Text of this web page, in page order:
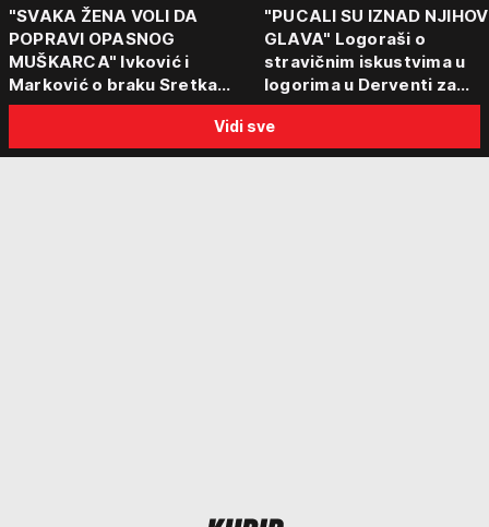
"SVAKA ŽENA VOLI DA
POPRAVI OPASNOG
MUŠKARCA" Ivković i
Marković o braku Sretka
Kalinića i fenomenu žena koje
biraju kriminalce: "Neće sa
nekim ko nema para"
"PUCALI SU IZNAD
GLAVA" Logoraši o
stravičnim iskustvima u
logorima u Derventi za
emisiju "Puls Srbije
"Tada je počela velika
tortura..."
Vidi sve